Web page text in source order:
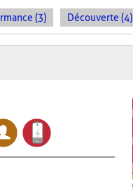
(3) Découverte (4)